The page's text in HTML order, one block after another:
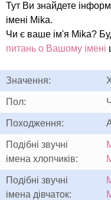
Тут Ви знайдете
імені Mika.
Чи є ваше ім'я Mika?
питань о Вашому імені
Значення:
Пол:
Походження:
Подібні звучні
імена хлопчиків:
Подібні звучні
імена дівчаток: